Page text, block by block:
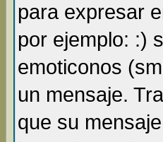
para expresar
por ejemplo: :)
emoticonos
un mensaje.
que su